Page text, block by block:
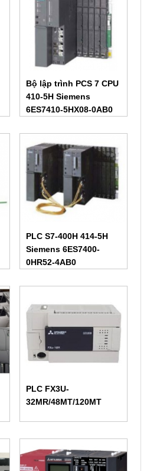
Bộ lập trình PCS 7 CPU
410-5H Siemens
6ES7410-5HX08-0AB0
PLC S7-400H 414-5H
Siemens 6ES7400-
0HR52-4AB0
PLC FX3U-
32MR/48MT/120MT